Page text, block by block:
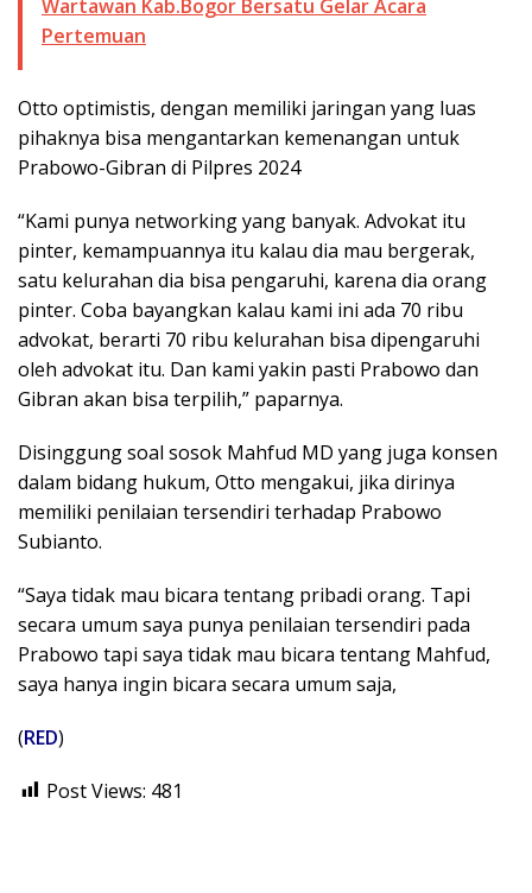
Wartawan Kab.Bogor Bersatu Gelar Acara
Pertemuan
Otto optimistis, dengan memiliki jaringan yang luas
pihaknya bisa mengantarkan kemenangan untuk
Prabowo-Gibran di Pilpres 2024
“Kami punya networking yang banyak. Advokat itu
pinter, kemampuannya itu kalau dia mau bergerak,
satu kelurahan dia bisa pengaruhi, karena dia orang
pinter. Coba bayangkan kalau kami ini ada 70 ribu
advokat, berarti 70 ribu kelurahan bisa dipengaruhi
oleh advokat itu. Dan kami yakin pasti Prabowo dan
Gibran akan bisa terpilih,” paparnya.
Disinggung soal sosok Mahfud MD yang juga konsen
dalam bidang hukum, Otto mengakui, jika dirinya
memiliki penilaian tersendiri terhadap Prabowo
Subianto.
“Saya tidak mau bicara tentang pribadi orang. Tapi
secara umum saya punya penilaian tersendiri pada
Prabowo tapi saya tidak mau bicara tentang Mahfud,
saya hanya ingin bicara secara umum saja,
(RED)
Post Views: 481